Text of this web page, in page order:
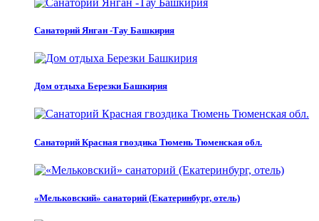
Санаторий Янган -Тау Башкирия
Дом отдыха Березки Башкирия
Санаторий Красная гвоздика Тюмень Тюменская обл.
«Мельковский» санаторий (Екатеринбург, отель)